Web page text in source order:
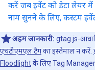
करें जब इवेंट को डेटा लेयर में
नाम सुनने के लिए, कस्टम इवेंट
अहम जानकारी: gtag.js-
एचटीएमएल टैगका इस्तेमाल न करें.
Floodlightके लिए Tag Manager